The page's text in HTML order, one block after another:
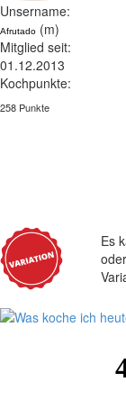
Unsername:
Afrutado (m)
Mitglied seit:
01.12.2013
Kochpunkte:
258 Punkte
Es